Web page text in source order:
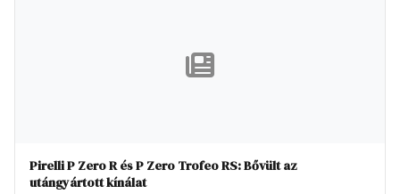
Pirelli P Zero R és P Zero Trofeo RS: Bővült az
utángyártott kínálat